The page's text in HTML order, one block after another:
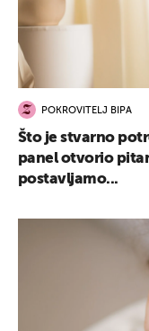
POKROVITELJ BIPA
Što je stvarno
panel otvorio
postavljamo...